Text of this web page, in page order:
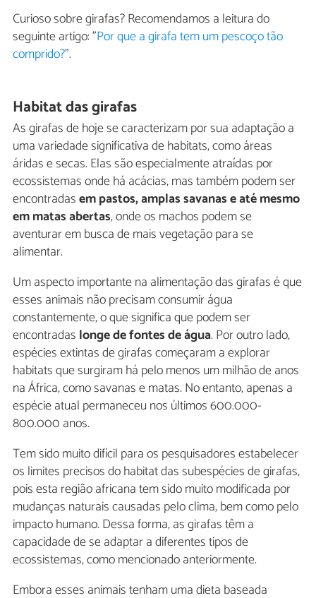
Curioso sobre girafas? Recomendamos a leitura do
seguinte artigo: "Por que a girafa tem um pescoço tão
comprido?".
Habitat das girafas
As girafas de hoje se caracterizam por sua adaptação a
uma variedade significativa de habitats, como áreas
áridas e secas. Elas são especialmente atraídas por
ecossistemas onde há acácias, mas também podem ser
encontradasem pastos, amplas savanas e até mesmo
em matas abertas, onde os machos podem se
aventurar em busca de mais vegetação para se
alimentar.
Um aspecto importante na alimentação das girafas é que
esses animais não precisam consumir água
constantemente, o que significa que podem ser
encontradas longe de fontes de água. Por outro lado,
espécies extintas de girafas começaram a explorar
habitats que surgiram há pelo menos um milhão de anos
na África, como savanas e matas. No entanto, apenas a
espécie atual permaneceu nos últimos 600.000-
800.000 anos.
Tem sido muito difícil para os pesquisadores estabelecer
os limites precisos do habitat das subespécies de girafas,
pois esta região africana tem sido muito modificada por
mudanças naturais causadas pelo clima, bem como pelo
impacto humano. Dessa forma, as girafas têm a
capacidade de se adaptar a diferentes tipos de
ecossistemas, como mencionado anteriormente.
Embora esses animais tenham uma dieta baseada